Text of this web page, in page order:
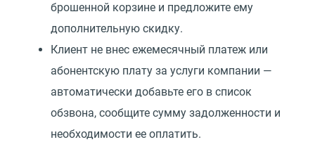
брошенной корзине и предложите ему
дополнительную скидку.
Клиент не внес ежемесячный платеж или
абонентскую плату за услуги компании —
автоматически добавьте его в список
обзвона, сообщите сумму задолженности и
необходимости ее оплатить.